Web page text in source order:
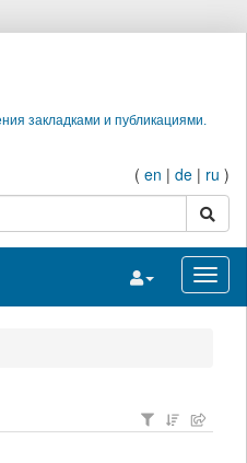
закладками и публикациями.
( en | de | ru )
поиск
Переключить